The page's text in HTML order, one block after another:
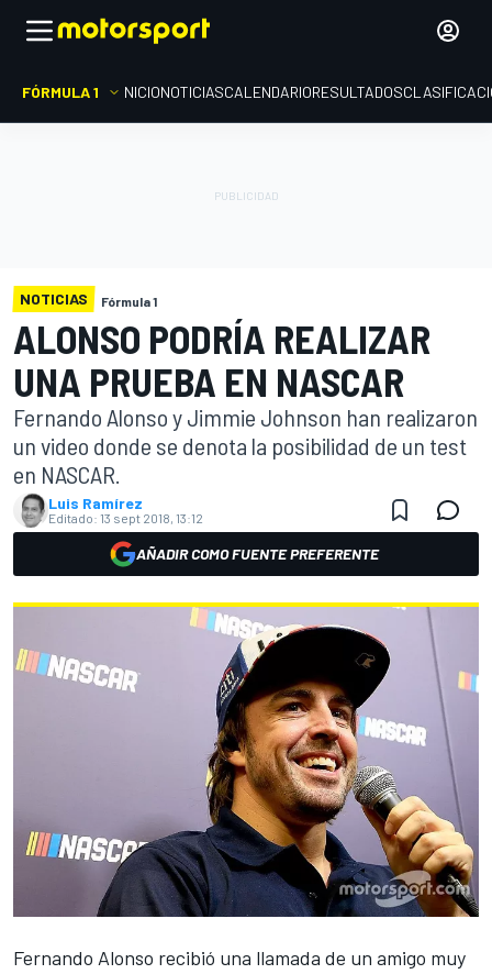
FÓRMULA 1 INICIONOTICIASCALENDARIORESULTADOS
NOTICIAS Fórmula 1
ALONSO PODRÍA REALIZAR
UNA PRUEBA EN NASCAR
Fernando Alonso y Jimmie Johnson han realizaron
un video donde se denota la posibilidad de un test
en NASCAR.
Luis Ramírez
Editado: 13 sept 2018, 13:12
AÑADIR COMO FUENTE PREFERENTE
Fernando Alonso recibió una llamada de un amigo muy